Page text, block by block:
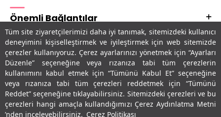
Tüm site ziyaretçilerimizi daha iyi tanımak, sitemizdeki kullanıcı
deneyimini kişiselleştirmek ve iyileştirmek için web sitemizde
çerezler kullanıyoruz. Çerez ayarlarınızı yönetmek için “Ayarları
Düzenle” seçeneğine veya rızanıza tabi tüm çerezlerin
kullanımını kabul etmek için “Tümünü Kabul Et” seçeneğine
veya rızanıza tabi tüm çerezleri reddetmek için “Tümünü
Reddet” seçeneğine tıklayabilirsiniz. Sitemizdeki çerezleri ve bu
çerezleri hangi amaçla kullandığımızı Çerez Aydınlatma Metni
’nden inceleyebilirsiniz. Çerez Politikası
Önemli Bağlantılar
Adres & İletişim
Uygulamalarımız